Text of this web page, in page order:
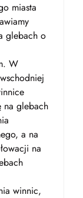
miasta
glebach o
W
na glebach
a na
na
winnic,